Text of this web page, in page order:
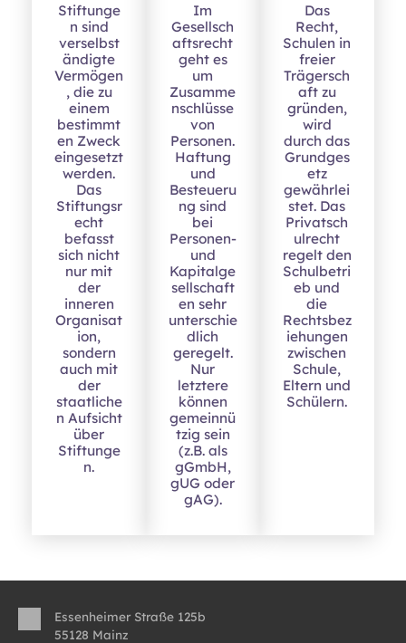
Stiftunge
n sind
verselbst
ändigte
Vermögen
, die zu
einem
bestimmt
en Zweck
eingesetzt
werden.
Das
Stiftungsr
echt
befasst
sich nicht
nur mit
der
inneren
Organisat
ion,
sondern
auch mit
der
staatliche
n Aufsicht
über
Stiftunge
n.
Im
Gesellsch
aftsrecht
geht es
um
Zusamme
nschlüsse
von
Personen.
Haftung
und
Besteueru
ng sind
bei
Personen-
und
Kapitalge
sellschaft
en sehr
unterschie
dlich
geregelt.
Nur
letztere
können
gemeinnü
tzig sein
(z.B. als
gGmbH,
gUG oder
gAG).
Das
Recht,
Schulen in
freier
Trägersch
aft zu
gründen,
wird
durch das
Grundges
etz
gewährlei
stet. Das
Privatsch
ulrecht
regelt den
Schulbetri
eb und
die
Rechtsbez
iehungen
zwischen
Schule,
Eltern und
Schülern.
Essenheimer Straße 125b
55128 Mainz